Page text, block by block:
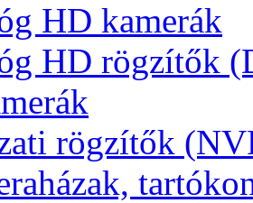
HD kamerák
HD rögzítők
rögzítők